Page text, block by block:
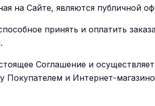
на Сайте, являются публичной
принять и оплатить
Соглашение и
Покупателем и Интернет-